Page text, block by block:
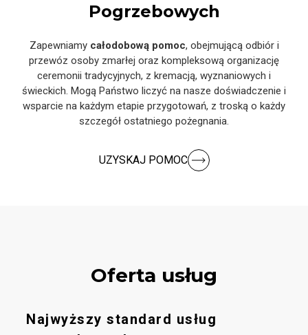
Pogrzebowych
Zapewniamy całodobową pomoc, obejmującą odbiór i
przewóz osoby zmarłej oraz kompleksową organizację
ceremonii tradycyjnych, z kremacją, wyznaniowych i
świeckich. Mogą Państwo liczyć na nasze doświadczenie i
wsparcie na każdym etapie przygotowań, z troską o każdy
szczegół ostatniego pożegnania.
UZYSKAJ POMOC
Oferta usług
Najwyższy standard usług